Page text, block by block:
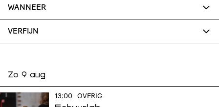
WANNEER
VERFIJN
Zo 9 aug
13:00 OVERIG